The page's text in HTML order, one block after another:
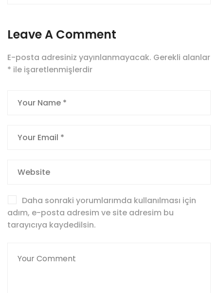
Leave A Comment
E-posta adresiniz yayınlanmayacak. Gerekli alanlar
* ile işaretlenmişlerdir
Daha sonraki yorumlarımda kullanılması için
adım, e-posta adresim ve site adresim bu
tarayıcıya kaydedilsin.